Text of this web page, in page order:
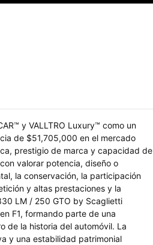
y VALLTRO Luxury™ como un
de $51,705,000 en el mercado
prestigio de marca y capacidad de
valorar potencia, diseño o
la conservación, la participación
y altas prestaciones y la
LM / 250 GTO by Scaglietti
F1, formando parte de una
de la historia del automóvil. La
y una estabilidad patrimonial